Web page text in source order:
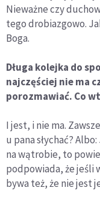
Nieważne czy
tego drobiazgowo.
Boga.
Długa kolejka do
najczęściej nie ma
porozmawiać. Co
I jest, i nie ma.
u pana słychać?
na wątrobie, to
podpowiada, że jeśli
bywa też, że nie jest